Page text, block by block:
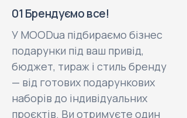
01 Брендуємо все!
У MOODua підбираємо бізнес
подарунки під ваш привід,
бюджет, тираж і стиль бренду
— від готових подарункових
наборів до індивідуальних
проєктів. Ви отримуєте один